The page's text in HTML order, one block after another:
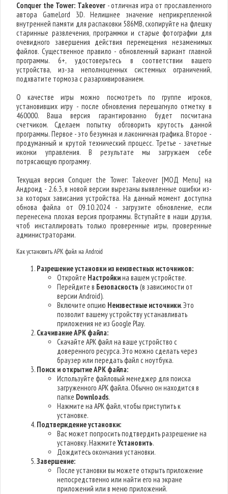
Conquer the Tower: Takeover- отличная игра от прославленного
автора GameLord 3D. Нелишнее значение неприкрепленной
внутренней памяти для распаковки 586MB, скопируйте на флешку
старинные развлечения, программки и старые фотографии для
очевидного завершения действия перемещения незаменимых
файлов. Существенное правило - обновленный вариант главной
программы. 6+, удостоверьтесь в соответствии вашего
устройства, из-за неполноценных системных ограничений,
подхватите тормоза с разархивированием.
О качестве игры можно посмотреть по группе игроков,
установивших игру - после обновления перешагнуло отметку в
460000. Ваша версия гарантированно будет посчитана
счетчиком. Сделаем попытку обговорить крутость данной
программы. Первое - это безумная и лаконичная графика. Второе -
продуманный и крутой технический процесс. Третье - зачетные
иконки управления. В результате мы загружаем себе
потрясающую программу.
Текущая версия Conquer the Tower: Takeover [МОД Menu] на
Андроид - 2.6.3, в новой версии вырезаны выявленные ошибки из-
за которых зависания устройства. На данный момент доступна
обнова файла от 09.10.2024 - загрузите обновление, если
перенесена плохая версия программы. Вступайте в наши друзья,
чтоб инсталлировать только проверенные игры, проверенные
администраторами.
Как установить APK файл на Android
Разрешение установки из неизвестных источников:
Откройте Настройкина вашем устройстве.
Перейдите в Безопасность (в зависимости от
версии Android).
Включите опцию Неизвестные источники. Это
позволит вашему устройству устанавливать
приложения не из Google Play.
Скачивание APK файла:
Скачайте APK файл на ваше устройство с
доверенного ресурса. Это можно сделать через
браузер или передать файл с ноутбука.
Поиск и открытие APK файла:
Используйте файловый менеджер для поиска
загруженного APK файла. Обычно он находится в
папке Downloads.
Нажмите на APK файл, чтобы приступить к
установке.
Подтверждение установки:
Вас может попросить подтвердить разрешение на
установку. НажмитеУстановить.
Дождитесь окончания установки.
Завершение:
После установки вы можете открыть приложение
непосредственно или найти его на экране
приложений или в меню приложений.